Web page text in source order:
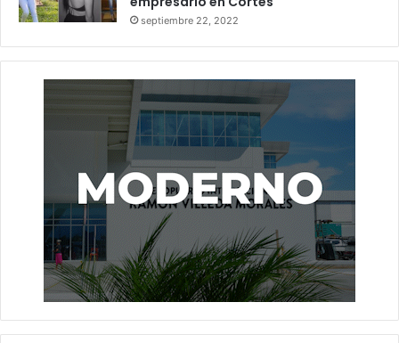
septiembre 22, 2022